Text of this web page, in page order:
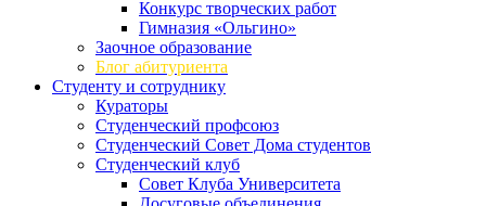
Конкурс творческих работ
Гимназия «Ольгино»
Заочное образование
Блог абитуриента
Студенту и сотруднику
Кураторы
Студенческий профсоюз
Студенческий Совет Дома студентов
Студенческий клуб
Совет Клуба Университета